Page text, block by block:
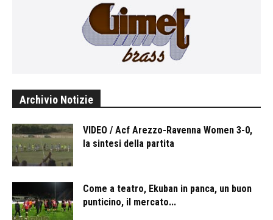
Archivio Notizie
VIDEO / Acf Arezzo-Ravenna Women 3-0,
la sintesi della partita
Come a teatro, Ekuban in panca, un buon
punticino, il mercato...